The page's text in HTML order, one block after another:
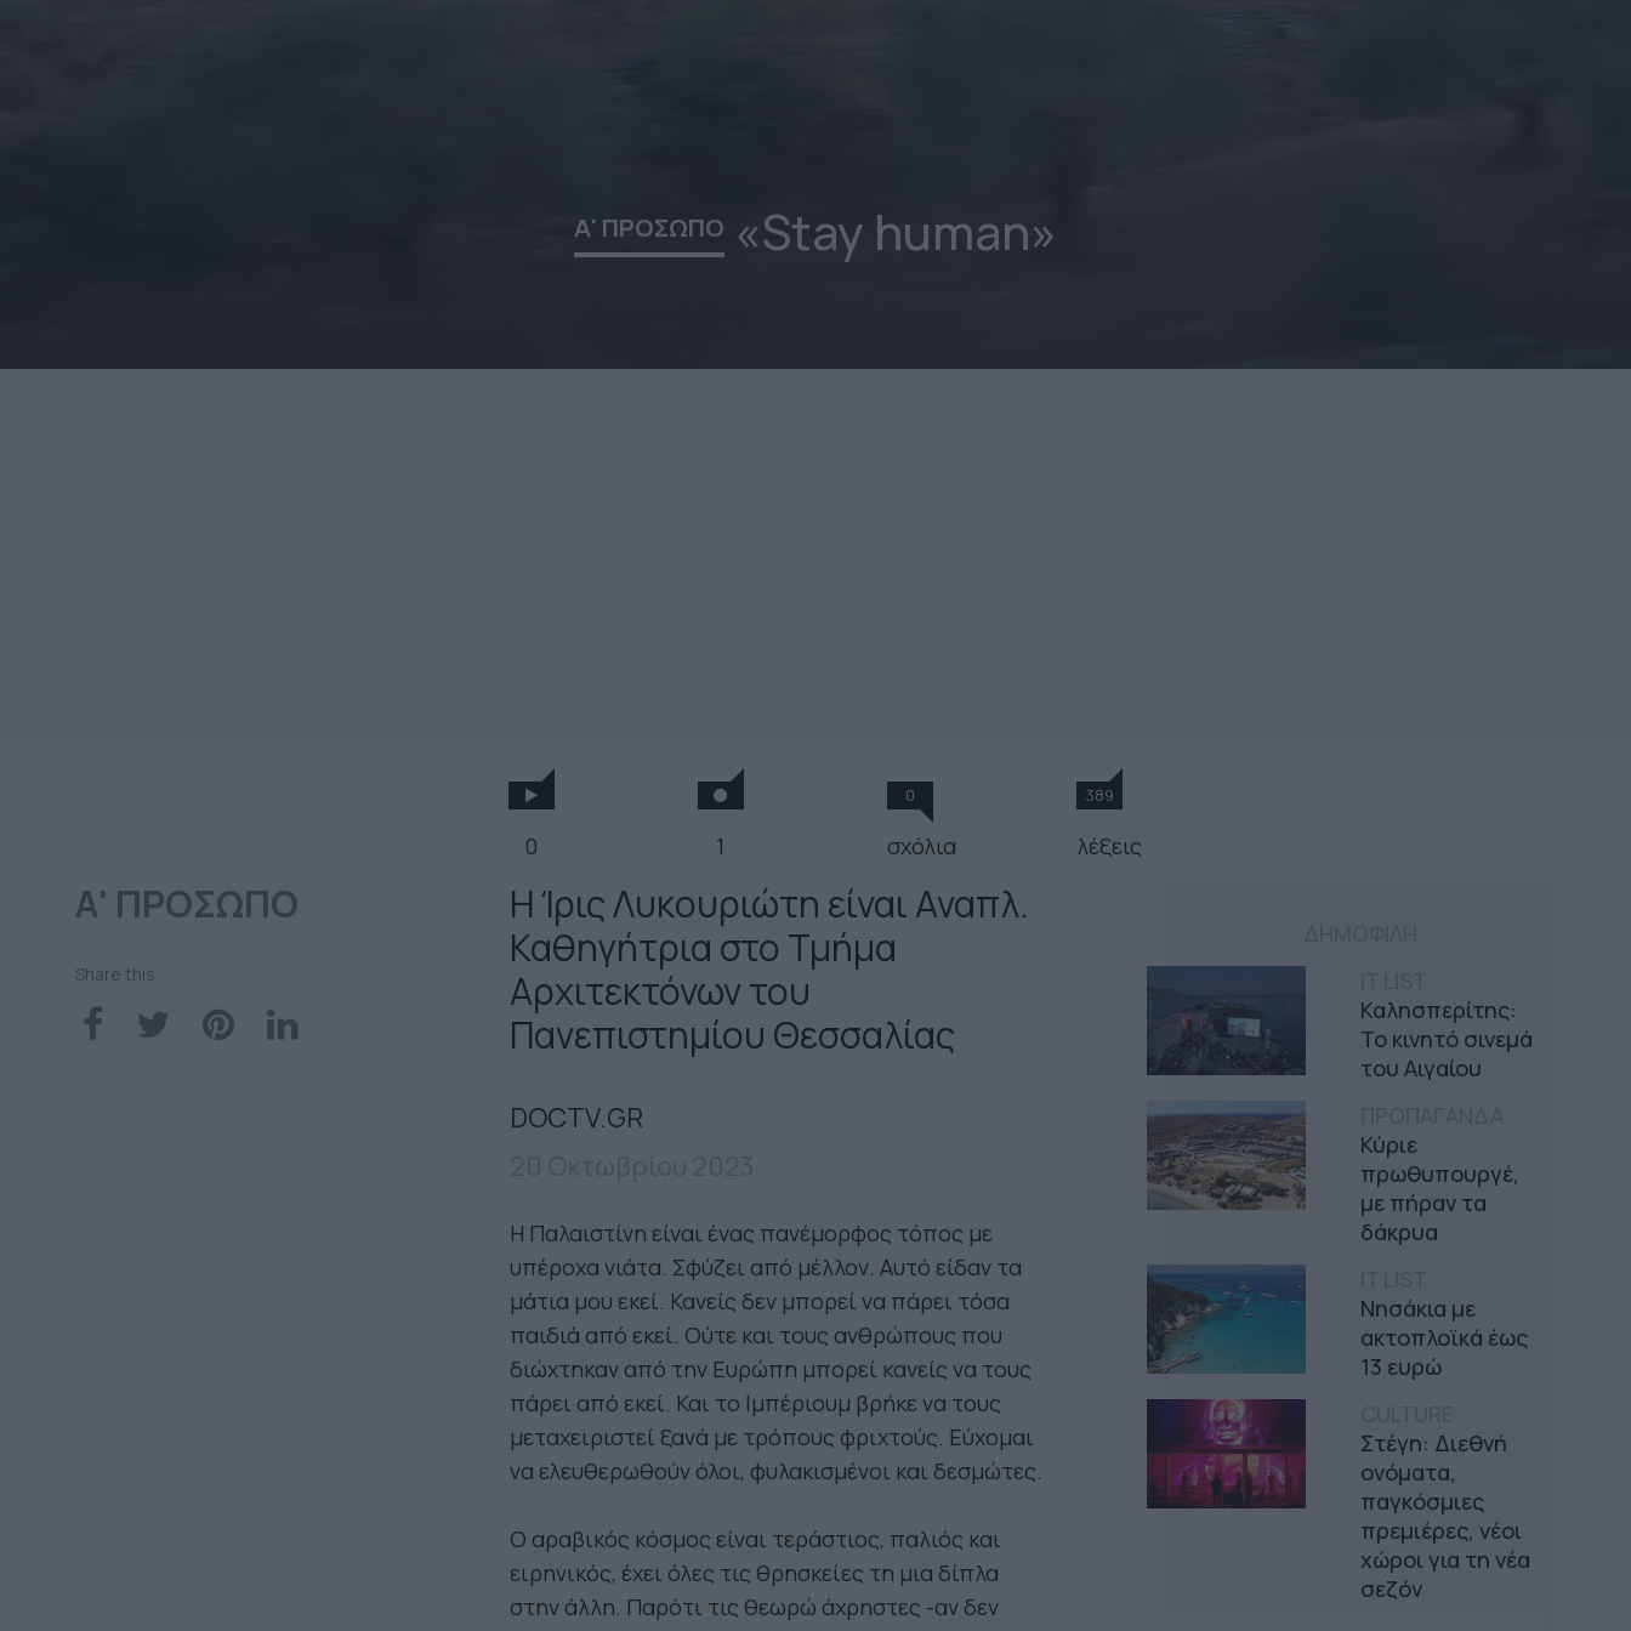
Α' ΠΡΟΣΩΠΟ «Stay human»
0 1
0
σχόλια
389
λέξεις
Α' ΠΡΟΣΩΠΟ
Share this
Καλησπερίτης:
Το κινητό σινεμά
του Αιγαίου
Κύριε
πρωθυπουργέ,
με πήραν τα
δάκρυα
Νησάκια με
ακτοπλοϊκά έως
13 ευρώ
Στέγη: Διεθνή
ονόματα,
παγκόσμιες
πρεμιέρες, νέοι
χώροι για τη νέα
σεζόν
Η Ίρις Λυκουριώτη είναι Αναπλ.
Καθηγήτρια στο Τμήμα
Αρχιτεκτόνων του
Πανεπιστημίου Θεσσαλίας
DOCTV.GR
Η Παλαιστίνη είναι ένας πανέμορφος τόπος με
υπέροχα νιάτα. Σφύζει από μέλλον. Αυτό είδαν τα
μάτια μου εκεί. Κανείς δεν μπορεί να πάρει τόσα
παιδιά από εκεί. Ούτε και τους ανθρώπους που
διώχτηκαν από την Ευρώπη μπορεί κανείς να τους
πάρει από εκεί. Και το Ιμπέριουμ βρήκε να τους
μεταχειριστεί ξανά με τρόπους φριχτούς. Εύχομαι
να ελευθερωθούν όλοι, φυλακισμένοι και δεσμώτες.
Ο αραβικός κόσμος είναι τεράστιος, παλιός και
ειρηνικός, έχει όλες τις θρησκείες τη μια δίπλα
στην άλλη. Παρότι τις θεωρώ άχρηστες -αν δεν